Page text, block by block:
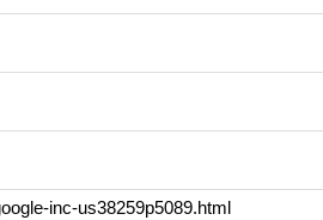
inc-us38259p5089.html